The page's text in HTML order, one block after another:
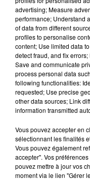
7
advertising; Measure
performance; Understand
of data from different
profiles to personalise
content; Use limited data
detect fraud, and fix
Save and communicate
process personal data
following functionalities:
requested; Use precise
other data sources; Link
information transmitted
Vous pouvez accepter en
sélectionnant les finalités
Vous pouvez également
accepter". Vos
pouvez mettre à jour vos
moment via le lien "Gérer